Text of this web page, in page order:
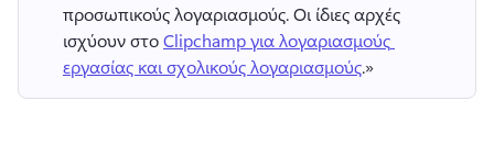
προσωπικούς λογαριασμούς. Οι ίδιες αρχές
ισχύουν στο Clipchamp για λογαριασμούς
εργασίας και σχολικούς λογαριασμούς.»